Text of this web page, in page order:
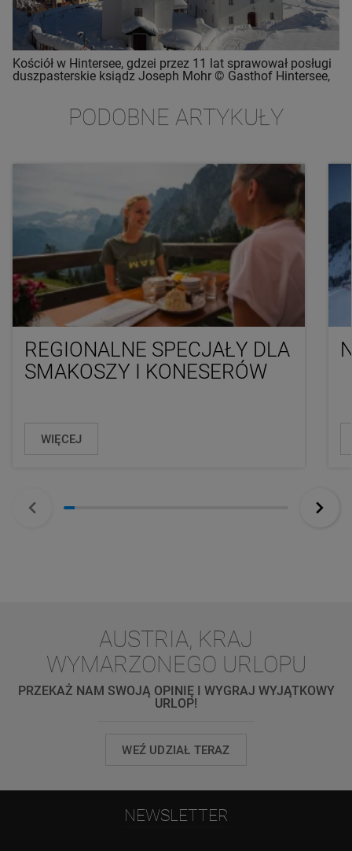
Kościół w Hintersee, gdzei przez 11 lat sprawował posługi
duszpasterskie ksiądz Joseph Mohr © Gasthof Hintersee,
PODOBNE ARTYKUŁY
REGIONALNE SPECJAŁY DLA
SMAKOSZY I KONESERÓW
WIĘCEJ
AUSTRIA, KRAJ
WYMARZONEGO URLOPU
PRZEKAŻ NAM SWOJĄ OPINIĘ I WYGRAJ WYJĄTKOWY
URLOP!
WEŹ UDZIAŁ TERAZ
NEWSLETTER